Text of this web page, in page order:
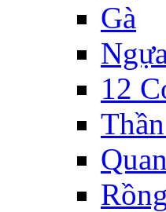
Gà
12
Rồng